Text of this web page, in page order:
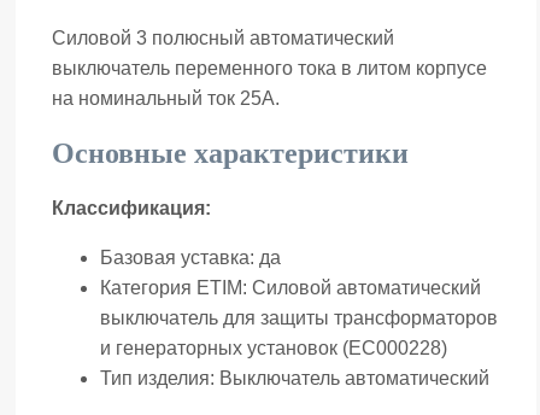
Силовой 3 полюсный автоматический
выключатель переменного тока в литом корпусе
на номинальный ток 25А.
Основные характеристики
Классификация:
Базовая уставка: да
Категория ETIM: Силовой автоматический
выключатель для защиты трансформаторов
и генераторных установок (EC000228)
Тип изделия: Выключатель автоматический